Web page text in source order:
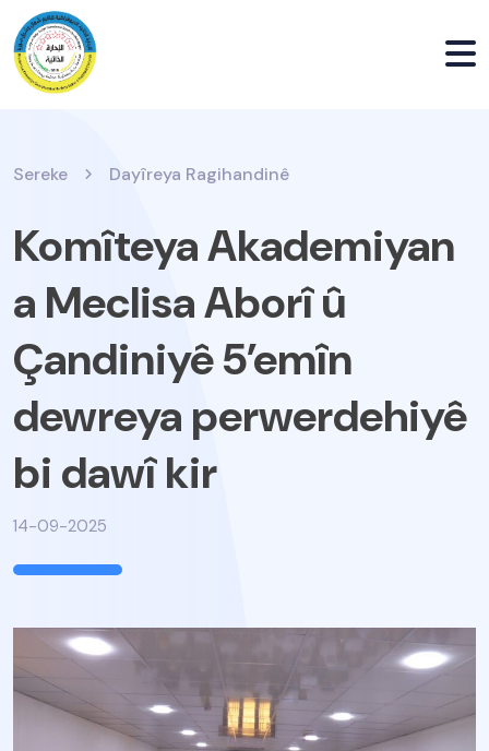
Sereke Dayîreya Ragihandinê
Komîteya Akademiyan
a Meclisa Aborî û
Çandiniyê 5’emîn
dewreya perwerdehiyê
bi dawî kir
14-09-2025